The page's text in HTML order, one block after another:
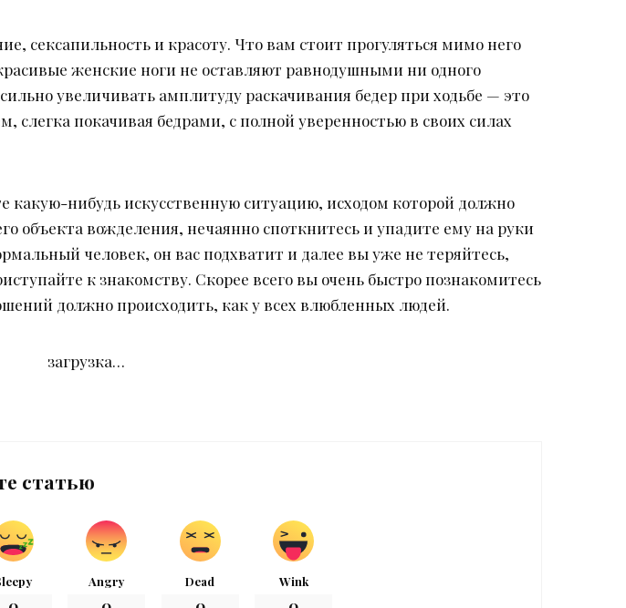
сексапильность и красоту. Что вам стоит прогуляться мимо него
женские ноги не оставляют равнодушными ни одного
увеличивать амплитуду раскачивания бедер при ходьбе — это
слегка покачивая бедрами, с полной уверенностью в своих силах
какую-нибудь искусственную ситуацию, исходом которой должно
объекта вожделения, нечаянно споткнитесь и упадите ему на руки
человек, он вас подхватит и далее вы уже не теряйтесь,
к знакомству. Скорее всего вы очень быстро познакомитесь
должно происходить, как у всех влюбленных людей.
загрузка…
статью
Angry Dead Wink